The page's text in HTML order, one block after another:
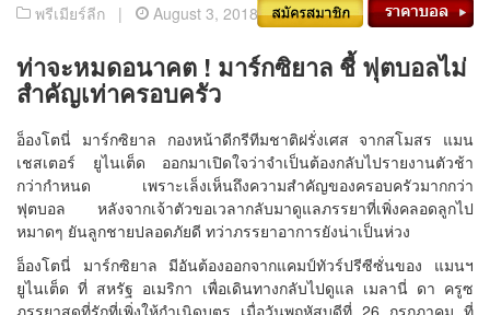
พรีเมียร์ลีก | August 3, 2018
ท่าจะหมดอนาคต ! มาร์กซิยาล ชี้ ฟุตบอลไม่
สำคัญเท่าครอบครัว
อ็องโตนี่ มาร์กซิยาล กองหน้าดีกรีทีมชาติฝรั่งเศส จากสโมสร แมน
เชสเตอร์ ยูไนเต็ด ออกมาเปิดใจว่าจำเป็นต้องกลับไปรายงานตัวช้า
กว่ากำหนด เพราะเล็งเห็นถึงความสำคัญของครอบครัวมากกว่า
ฟุตบอล หลังจากเจ้าตัวขอเวลากลับมาดูแลภรรยาที่เพิ่งคลอดลูกไป
หมาดๆ ยันลูกชายปลอดภัยดี ทว่าภรรยาอาการยังน่าเป็นห่วง
อ็องโตนี่ มาร์กซิยาล มีอันต้องออกจากแคมป์ทัวร์ปรีซีซั่นของ แมนฯ
ยูไนเต็ด ที่ สหรัฐ อเมริกา เพื่อเดินทางกลับไปดูแล เมลานี่ ดา ครูซ
ภรรยาสุดที่รักที่เพิ่งให้กำเนิดบุตร เมื่อวันพฤหัสบดีที่ 26 กรกฎาคม ที่